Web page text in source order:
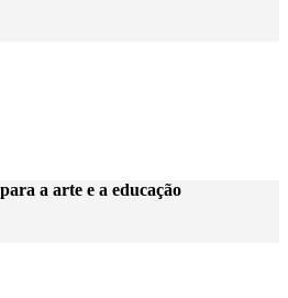
a arte e a educação